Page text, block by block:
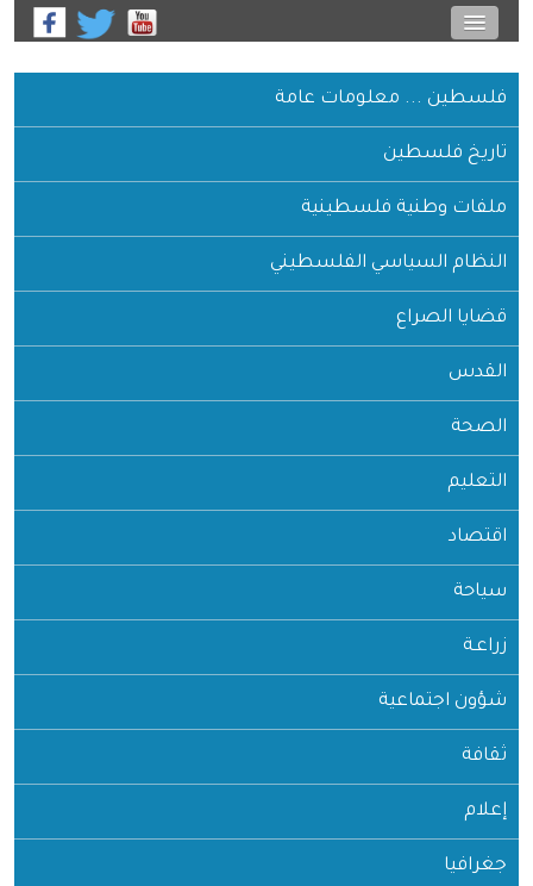
فلسطين ... معلومات عامة
تاريخ فلسطين
ملفات وطنية فلسطينية
النظام السياسي الفلسطيني
قضايا الصراع
القدس
الصحة
التعليم
اقتصاد
سياحة
زراعـة
شؤون اجتماعية
ثقافة
إعلام
جغرافيا